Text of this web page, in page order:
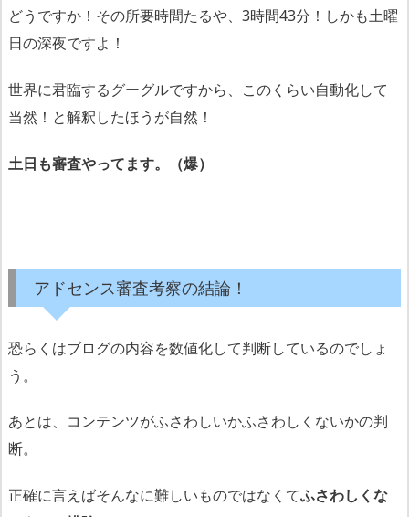
どうですか！その所要時間たるや、3時間43分！しかも土曜
日の深夜ですよ！
世界に君臨するグーグルですから、このくらい自動化して
当然！と解釈したほうが自然！
土日も審査やってます。（爆）
アドセンス審査考察の結論！
恐らくはブログの内容を数値化して判断しているのでしょ
う。
あとは、コンテンツがふさわしいかふさわしくないかの判
断。
正確に言えばそんなに難しいものではなくてふさわしくな